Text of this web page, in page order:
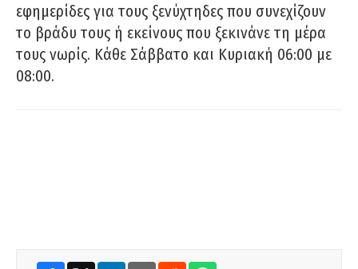
εφημερίδες για τους ξενύχτηδες που συνεχίζουν
το βράδυ τους ή εκείνους που ξεκινάνε τη μέρα
τους νωρίς. Κάθε Σάββατο και Κυριακή 06:00 με
08:00.